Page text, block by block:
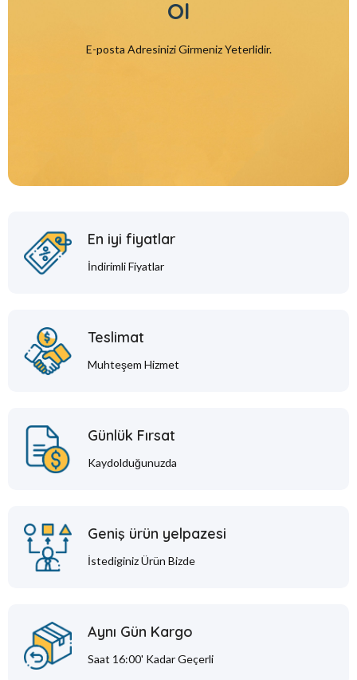
Ol
E-posta Adresinizi Girmeniz Yeterlidir.
En iyi fiyatlar
İndirimli Fiyatlar
Teslimat
Muhteşem Hizmet
Günlük Fırsat
Kaydolduğunuzda
Geniş ürün yelpazesi
İstediginiz Ürün Bizde
Aynı Gün Kargo
Saat 16:00' Kadar Geçerli